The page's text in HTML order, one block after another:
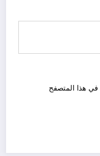
في هذا المتصفح